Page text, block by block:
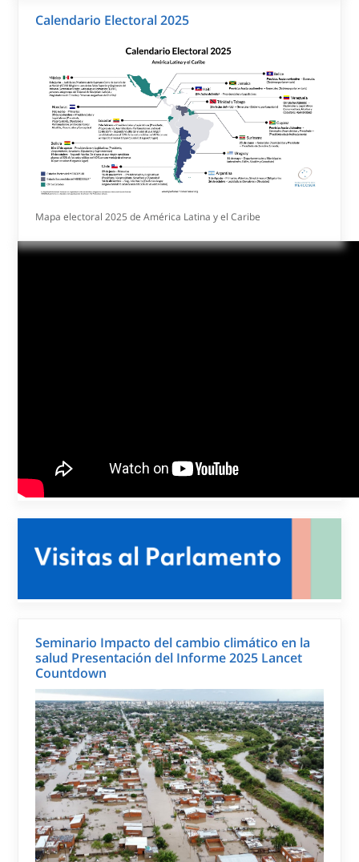
Agencia PARLASUR (17/11/2025). El Parlamento del MERCOSUR
(PARLASUR) realizó este lunes su CIV Sesión Ordinaria y II Sesión
Extraordinaria, presididas por el Parlamentario Humberto Costa
(Brasil). La agenda se centró en la coyuntura regional y la
entrega formal de la Declaración del Parlamento Juvenil del
MERCOSUR.
Calendario Electoral 2025
Seminario Impacto del cambio climático en la
salud Presentación del Informe 2025 Lancet
Countdown